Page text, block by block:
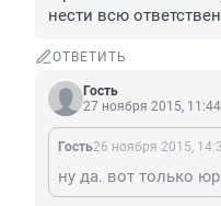
нести всю
ОТВЕТИТЬ
Гость
27 ноября 2015, 11:44
Гость26 ноября 2015,